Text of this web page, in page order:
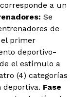
a un
Se
de
primer
deportivo-
el estímulo a
(4) categorías
Fase